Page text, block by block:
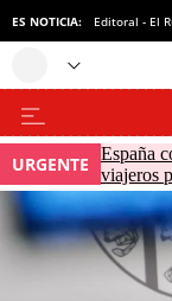
ES NOTICIA: Editoral - El
URGENTE
España
viajeros